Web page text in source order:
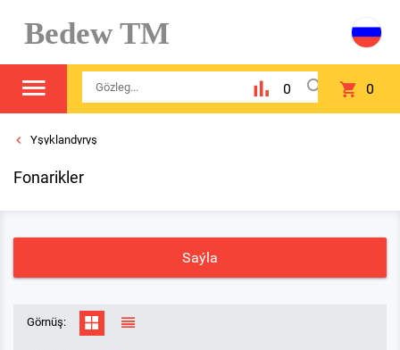
Bedew TM
0 0
Yşyklandyryş
Fonarikler
Saýla
Görnüş: